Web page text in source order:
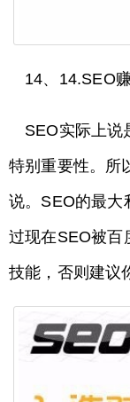
14、14.SEO
SEO实际上说
特别重要性。所
说。SEO的最大
过现在SEO被百
技能，否则建议